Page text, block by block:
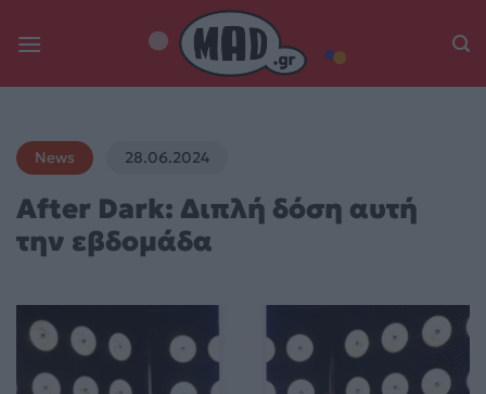
News 28.06.2024
After Dark: Διπλή δόση αυτή
την εβδομάδα